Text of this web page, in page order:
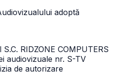
adoptă
RIDZONE COMPUTERS
audiovizuale nr. S-TV
de autorizare